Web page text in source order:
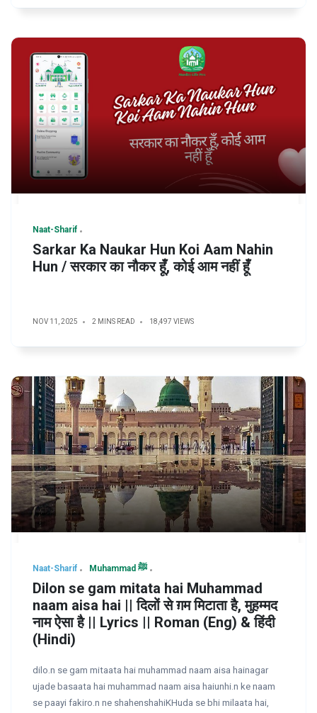
Naat-Sharif
Sarkar Ka Naukar Hun Koi Aam Nahin
Hun / सरकार का नौकर हूँ, कोई आम नहीं हूँ
NOV 11, 2025 2 MINS READ 18,497 VIEWS
Naat-Sharif Muhammad ﷺ
Dilon se gam mitata hai Muhammad
naam aisa hai || दिलों से ग़म मिटाता है, मुहम्मद
नाम ऐसा है || Lyrics || Roman (Eng) & हिंदी
(Hindi)
dilo.n se gam mitaata hai muhammad naam aisa hainagar
ujade basaata hai muhammad naam aisa haiunhi.n ke naam
se paayi fakiro.n ne shahenshahiKHuda se bhi milaata hai,